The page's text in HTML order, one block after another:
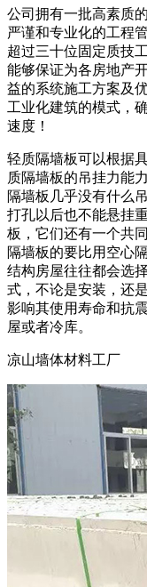
公司拥有一批高素质
严谨和专业化的工程
超过三十位固定质技
能够保证为各房地产
益的系统施工方案及
工业化建筑的模式，
速度！
轻质隔墙板可以根据
质隔墙板的吊挂力能
隔墙板几乎没有什么
打孔以后也不能悬挂
板，它们还有一个共
隔墙板的要比用空心
结构房屋往往都会选
式，不论是安装，还
影响其使用寿命和抗
屋或者冷库。
凉山墙体材料工厂